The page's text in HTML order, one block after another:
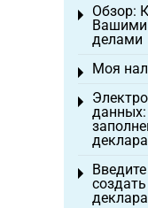
Обзор:
Вашими
делами
Toggle
Моя
Toggle
Toggle
Toggle